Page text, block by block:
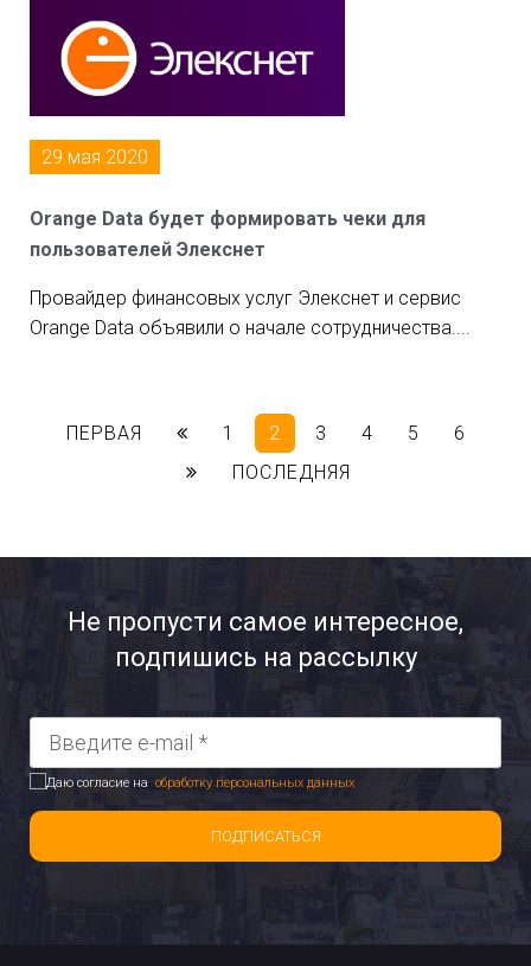
29 мая 2020
Orange Data будет формировать чеки для
пользователей Элекснет
Провайдер финансовых услуг Элекснет и сервис
Orange Data объявили о начале сотрудничества....
ПЕРВАЯ 1 2 3 4 5
6
ПОСЛЕДНЯЯ
Не пропусти самое интересное,
подпишись на рассылку
Даю согласие на обработку персональных данных
ПОДПИСАТЬСЯ